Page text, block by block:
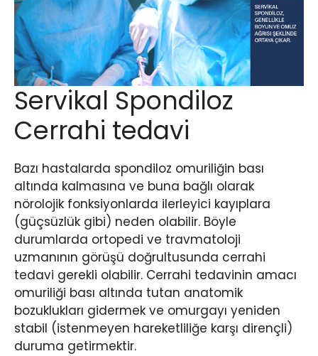
Servikal Spondiloz
Cerrahi tedavi
Bazı hastalarda spondiloz omuriliğin bası
altında kalmasına ve buna bağlı olarak
nörolojik fonksiyonlarda ilerleyici kayıplara
(güçsüzlük gibi) neden olabilir. Böyle
durumlarda ortopedi ve travmatoloji
uzmanının görüşü doğrultusunda cerrahi
tedavi gerekli olabilir. Cerrahi tedavinin amacı
omuriliği bası altında tutan anatomik
bozuklukları gidermek ve omurgayı yeniden
stabil (istenmeyen hareketliliğe karşı dirençli)
duruma getirmektir.